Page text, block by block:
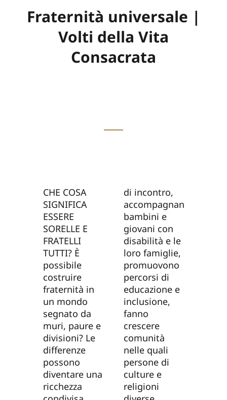
Fraternità universale |
Volti della Vita
Consacrata
CHE COSA
SIGNIFICA
ESSERE
SORELLE E
FRATELLI
TUTTI? È
possibile
costruire
fraternità in
un mondo
segnato da
muri, paure e
divisioni? Le
differenze
possono
diventare una
ricchezza
di incontro,
accompagnano
bambini e
giovani con
disabilità e le
loro famiglie,
promuovono
percorsi di
educazione e
inclusione,
fanno
crescere
comunità
nelle quali
persone di
culture e
religioni